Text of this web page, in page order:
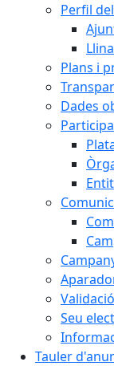
Perfil
Plans i
Dades
Seu
Tauler